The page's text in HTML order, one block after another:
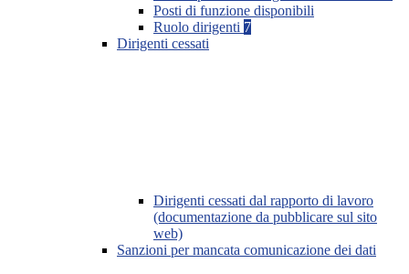
Posti di funzione disponibili
Ruolo dirigenti 7
Dirigenti cessati
Dirigenti cessati dal rapporto di lavoro
(documentazione da pubblicare sul sito
web)
Sanzioni per mancata comunicazione dei dati